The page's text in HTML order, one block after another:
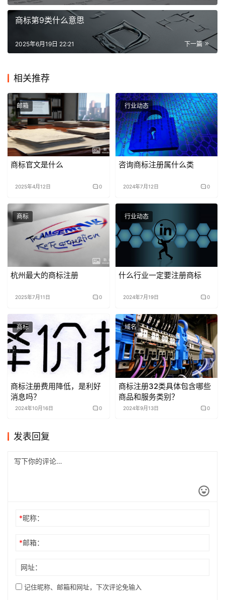
商标第9类什么意思
下一篇
2025年6月19日 22:21
相关推荐
邮箱
商标官文是什么
2025年4月12日 0
行业动态
咨询商标注册属什么类
2024年7月12日 0
商标
杭州最大的商标注册
2025年7月11日 0
行业动态
什么行业一定要注册商标
2024年7月19日 0
商标
商标注册费用降低，是利好
消息吗？
2024年10月16日 0
域名
商标注册32类具体包含哪些
商品和服务类别？
2024年9月13日 0
发表回复
*昵称：
*邮箱：
网址：
记住昵称、邮箱和网址，下次评论免输入